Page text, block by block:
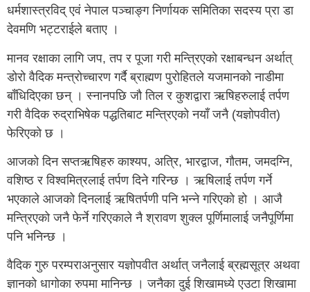
धर्मशास्त्रविद् एवं नेपाल पञ्चाङ्ग निर्णायक समितिका सदस्य प्रा डा
देवमणि भट्टराईले बताए ।
मानव रक्षाका लागि जप, तप र पूजा गरी मन्त्रिएको रक्षाबन्धन अर्थात्
डोरो वैदिक मन्त्रोच्चारण गर्दै ब्राह्मण पुरोहितले यजमानको नाडीमा
बाँधिदिएका छन् । स्नानपछि जौ तिल र कुशद्वारा ऋषिहरुलाई तर्पण
गरी वैदिक रुद्राभिषेक पद्धतिबाट मन्त्रिएको नयाँ जनै (यज्ञोपवीत)
फेरिएको छ ।
आजको दिन सप्तऋषिहरु काश्यप, अत्रि, भारद्वाज, गौतम, जमदग्नि,
वशिष्ठ र विश्वमित्रलाई तर्पण दिने गरिन्छ । ऋषिलाई तर्पण गर्ने
भएकाले आजको दिनलाई ऋषितर्पणी पनि भन्ने गरिएको हो । आजै
मन्त्रिएको जनै फेर्ने गरिएकाले नै श्रावण शुक्ल पूर्णिमालाई जनैपूर्णिमा
पनि भनिन्छ ।
वैदिक गुरु परम्पराअनुसार यज्ञोपवीत अर्थात् जनैलाई ब्रह्मसूत्र अथवा
ज्ञानको धागोका रुपमा मानिन्छ । जनैका दुई शिखामध्ये एउटा शिखामा